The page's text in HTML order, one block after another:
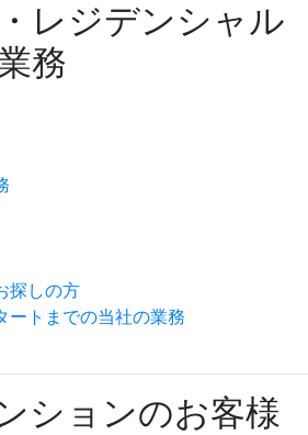
レジデンシャル
務
探しの方
ートまでの当社の業務
ションのお客様